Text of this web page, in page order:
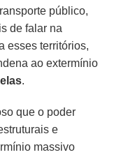
público,
de falar na
esses territórios,
ao extermínio
.
que o poder
e
massivo